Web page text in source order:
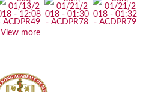
View more